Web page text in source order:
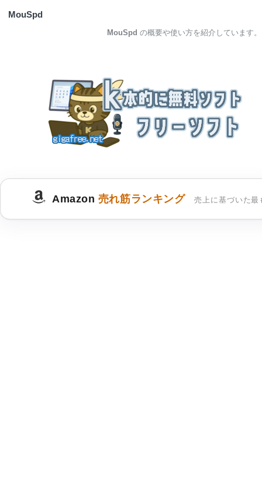
MouSpd
MouSpd の概要や使い方を紹介しています。
Amazon 売れ筋ランキング 売上に基づいた最